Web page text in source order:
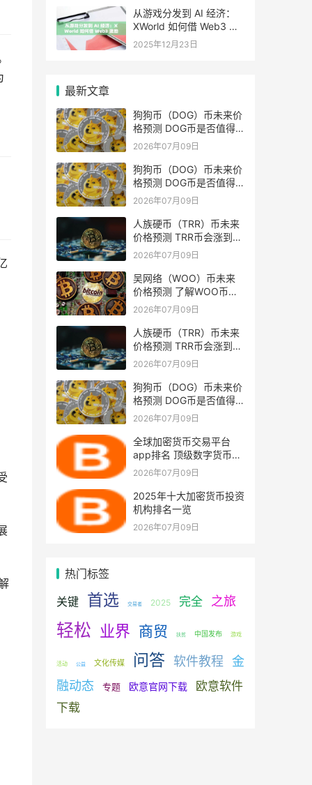
从游戏分发到 AI 经济：
XWorld 如何借 Web3 激
励之力重写价值分配？
2025年12月23日
最新文章
狗狗币（DOG）币未来价
格预测 DOG币是否值得
投资？
2026年07月09日
狗狗币（DOG）币未来价
格预测 DOG币是否值得
投资？
2026年07月09日
人族硬币（TRR）币未来
价格预测 TRR币会涨到多
少？
2026年07月09日
吴网络（WOO）币未来
价格预测 了解WOO币的
潜力与前景如何？
2026年07月09日
人族硬币（TRR）币未来
价格预测 TRR币会涨到多
少？
2026年07月09日
狗狗币（DOG）币未来价
格预测 DOG币是否值得
投资？
2026年07月09日
全球加密货币交易平台
app排名 顶级数字货币交
易所排行
2026年07月09日
2025年十大加密货币投资
机构排名一览
2026年07月09日
热门标签
关键
首选 交易者 2025 完全 之旅
轻松 业界 商贸 扶贫 中国发布 游戏
活动 公益 文化传媒 问答 软件教程
金
融动态
专题 欧意官网下载
欧意软件
下载